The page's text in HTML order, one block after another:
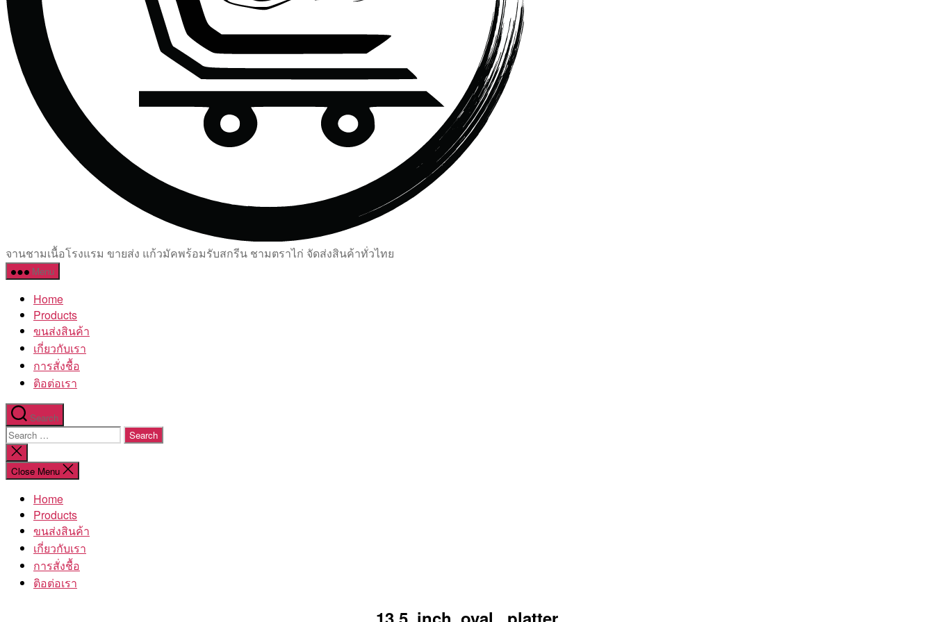
จานชามเนื้อโรงแรม ขายส่ง แก้วมัคพร้อมรับสกรีน ชามตราไก่ จัดส่งสินค้าทั่วไทย
Menu
Home
Products
ขนส่งสินค้า
เกี่ยวกับเรา
การสั่งชื้อ
ติอต่อเรา
Search
Search
for:
Close
search
Close Menu
Home
Products
ขนส่งสินค้า
เกี่ยวกับเรา
การสั่งชื้อ
ติอต่อเรา